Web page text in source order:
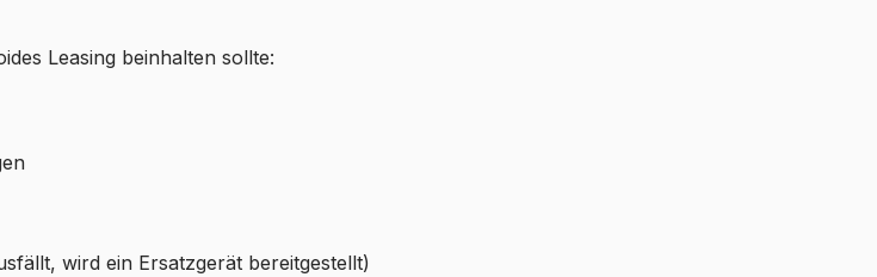
Leasing beinhalten sollte:
wird ein Ersatzgerät bereitgestellt)